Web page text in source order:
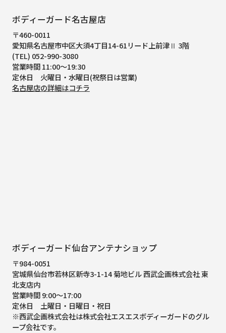
ボディーガード名古屋店
〒460-0011
愛知県名古屋市中区大須4丁目14-61リード上前津Ⅱ 3階
(TEL) 052-990-3080
営業時間 11:00～19:30
定休日 火曜日・水曜日(祝祭日は営業)
名古屋店の詳細はコチラ
ボディーガード仙台アンテナショップ
〒984-0051
宮城県仙台市若林区新寺3-1-14 菊地ビル 西武企画株式会社 東
北支店内
営業時間 9:00～17:00
定休日 土曜日・日曜日・祝日
※西武企画株式会社は株式会社エスエスボディーガードのグル
ープ会社です。